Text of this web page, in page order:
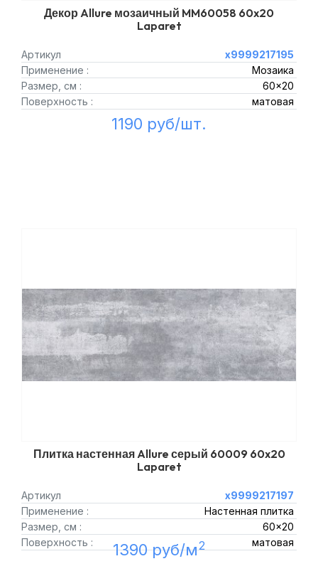
Декор Allure мозаичный MM60058 60x20
Laparet
Артикул
х9999217195
Применение :
Мозаика
Размер, см :
60x20
Поверхность :
матовая
1190 руб/шт.
Плитка настенная Allure серый 60009 60x20
Laparet
Артикул
х9999217197
Применение :
Настенная плитка
Размер, см :
60x20
Поверхность :
матовая
1390 руб/м2